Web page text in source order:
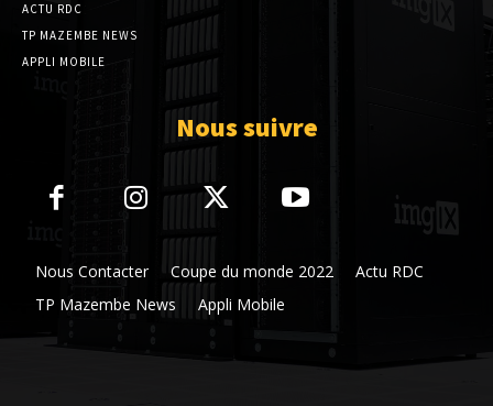
ACTU RDC
TP MAZEMBE NEWS
APPLI MOBILE
Nous suivre
Nous Contacter Coupe du monde 2022
Actu RDC
TP Mazembe News
Appli Mobile